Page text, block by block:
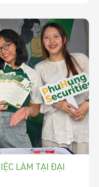
LÀM TẠI ĐẠI